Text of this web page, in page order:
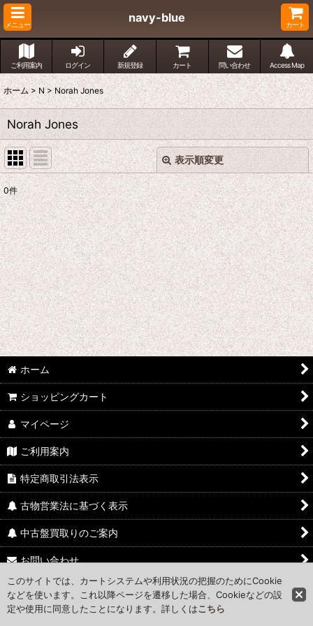
メニュー
navy-blue
カート
ご利用案内 ログイン 新規登録 カート 問い合わせ Access Map
ホーム > N > Norah Jones
Norah Jones
表示順変更
表示数:
並び順:
絞り込む
閉じる
0件
ホーム
ショッピングカート
マイページ
ご利用案内
特定商取引法表示
古物営業法に基づく表示
中古盤買取りのご案内
お問い合わせ
Access Map
このサイトでは、カートシステムや利用状況の把握のためにCookie
などを使います。これ以降ページを遷移した場合、Cookieなどの設
定や使用に同意したことになります。詳しくはこちら